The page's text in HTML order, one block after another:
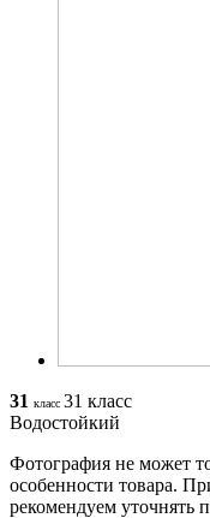
31 класс 31 класс
Водостойкий
Фотография не может
особенности товара.
рекомендуем уточнять